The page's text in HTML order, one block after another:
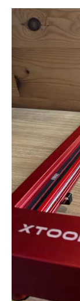
La machine est
rechange et
précieux.
xTool D1
Le
est positionné
déplacer sur
de 430 × 390
belles
maison «
xTool
piloter la
distinctes :
Graver une